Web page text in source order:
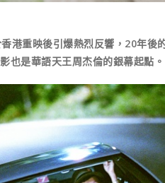
港重映後引爆熱烈反響，20年後
也是華語天王周杰倫的銀幕起點。